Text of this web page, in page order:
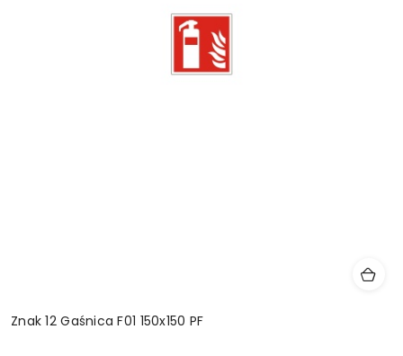
Znak 12 Gaśnica F01 150x150 PF